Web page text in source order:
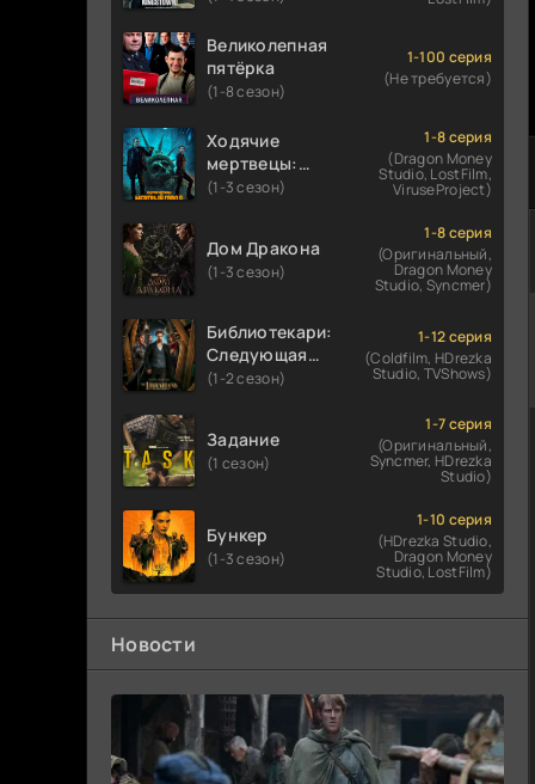
Великолепная
пятёрка
(1-8 сезон)
1-100 серия
(Не требуется)
Ходячие
мертвецы:
Мертвый
(1-3 сезон)
1-8 серия
(Dragon Money
Studio, LostFilm,
ViruseProject)
Дом Дракона
(1-3 сезон)
1-8 серия
(Оригинальный,
Dragon Money
Studio, Syncmer)
Библиотекари:
Следующая
глава
(1-2 сезон)
1-12 серия
(Coldfilm, HDrezka
Studio, TVShows)
Задание
(1 сезон)
1-7 серия
(Оригинальный,
Syncmer, HDrezka
Studio)
Бункер
(1-3 сезон)
1-10 серия
(HDrezka Studio,
Dragon Money
Studio, LostFilm)
Новости